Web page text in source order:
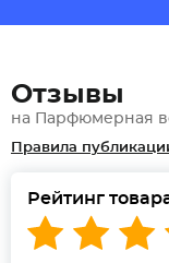
Отзывы
на Парфюмерная
Правила
Рейтинг